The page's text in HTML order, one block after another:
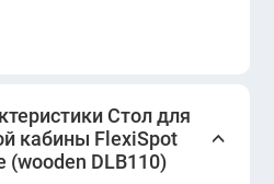
пространство и
оптимальное решение для
space-зон, где важны
Стол для
кабины FlexiSpot
(wooden DLB110)